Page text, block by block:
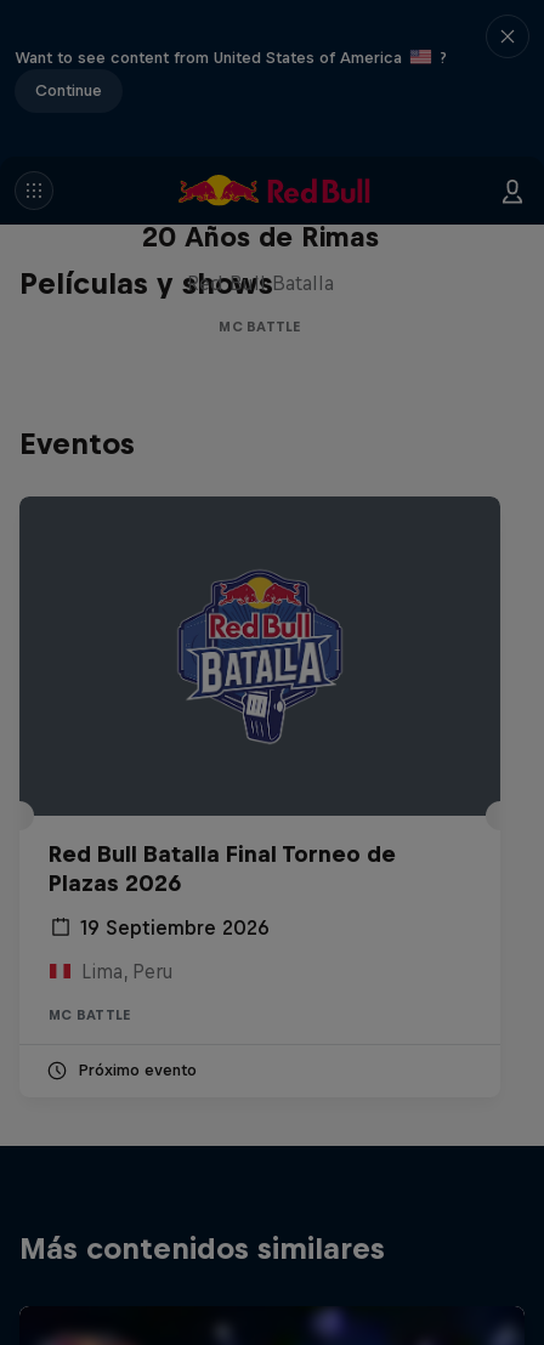
Want to see content from United States of America
?
Continue
Películas y shows
Red Bull Batalla Nueva Historia:
20 Años de Rimas
Red Bull Batalla
MC BATTLE
Eventos
Red Bull Batalla Final Torneo de
Plazas 2026
19 Septiembre 2026
Lima, Peru
MC BATTLE
Próximo evento
Más contenidos similares